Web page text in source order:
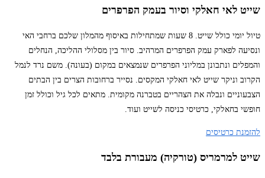
שייט לאי חאלקי וסיור בעמק הפרפרים
טיול יומי כולל שייט. 8 שעות שמתחילות באיסוף מהמלון שלכם ברחבי האי
ונסיעה לפארק עמק הפרפרים המרהיב. סיור בין מסלולי ההליכה, הנחלים
והמפלים ונתבונן במליוני הפרפרים שנמצאים במקום (בעונה). משם נרד לנמל
הקרוב וניקר שייט לאי חאלקי המקסים. נסייר ברחובות הצרים בין הבתים
הצבעוניים ונבלה את הצהריים בטברנה מקומית. מתאים לכל גיל וכולל זמן
חופשי בחאלקי, כרטיסי כניסה לשייט ועוד.
להזמנת כרטיסים
שייט למרמריס (טורקיה) מעבורת בלבד